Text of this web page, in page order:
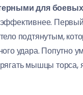
для боевых
подтянутым,
удара. Попутно
мышцы торса,